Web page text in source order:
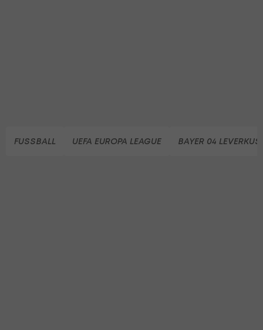
FUSSBALL UEFA EUROPA LEAGUE BAYER 04